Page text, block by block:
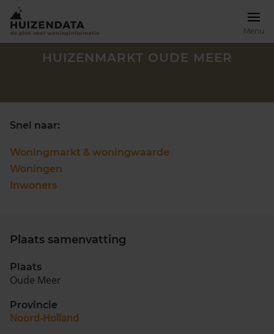
Menu
Zoek een woning
088 220 4200
HUIZENMARKT OUDE MEER
Snel naar:
Woningmarkt & woningwaarde
Woningen
Inwoners
Plaats samenvatting
Plaats
Oude Meer
Provincie
Noord-Holland